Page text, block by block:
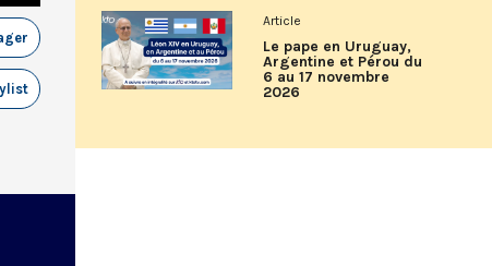
Article
Le pape en Uruguay,
Argentine et Pérou du
6 au 17 novembre
2026